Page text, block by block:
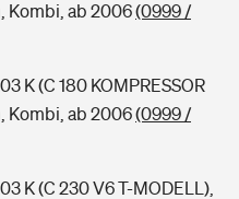
Kombi, ab 2006(0999 /
K (C 180 KOMPRESSOR
Kombi, ab 2006(0999 /
K (C 230 V6 T-MODELL),